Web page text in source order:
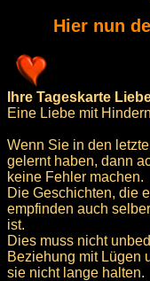
Hier nun
Ihre Tageskarte
Eine Liebe mit
Wenn Sie in den
gelernt haben, dann
keine Fehler machen.
Die Geschichten, die
empfinden auch
ist.
Dies muss nicht
Beziehung mit Lügen
sie nicht lange halten.